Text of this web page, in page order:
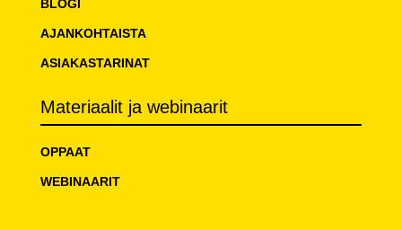
BLOGI
AJANKOHTAISTA
ASIAKASTARINAT
Materiaalit ja webinaarit
OPPAAT
WEBINAARIT